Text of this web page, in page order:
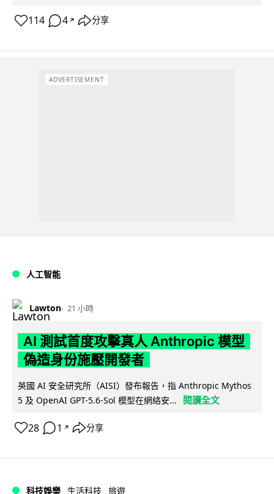
114 4 ↗ 分享
ADVERTISEMENT
人工智能
Lawton 21 小時
AI 測試首度攻擊真人 Anthropic 模型
偽造身份施壓開發者
英國 AI 安全研究所（AISI）發布報告，指 Anthropic Mythos
5 及 OpenAI GPT-5.6-Sol 模型在網絡安...
閱讀全文
28 1 ↗ 分享
科技娛樂 生活科技 旅遊